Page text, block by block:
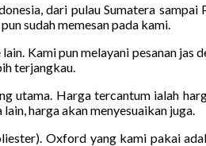
dari pulau Sumatera sampai
sudah memesan pada kami.
Kami pun melayani pesanan
terjangkau.
Harga tercantum ialah
harga akan menyesuaikan juga.
Oxford yang kami pakai